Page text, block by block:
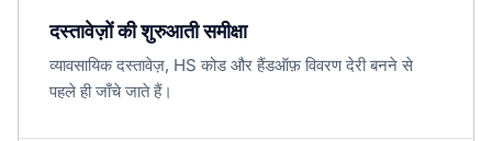
दस्तावेज़ों की शुरुआती समीक्षा
व्यावसायिक दस्तावेज़, HS कोड और हैंडऑफ़ विवरण देरी बनने से
पहले ही जाँचे जाते हैं।